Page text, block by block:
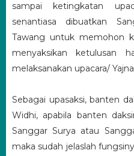
sampai ketingkatan
senantiasa dibuatkan
Tawang untuk memohon
menyaksikan ketulusan
melaksanakan upacara/
Sebagai upasaksi, banten
Widhi, apabila banten
Sanggar Surya atau
maka sudah jelaslah